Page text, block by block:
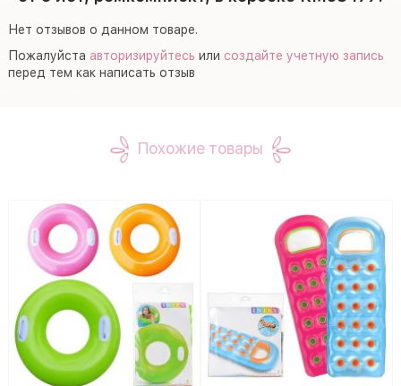
Нет отзывов о данном товаре.
Пожалуйста авторизируйтесь или создайте учетную запись
перед тем как написать отзыв
Похожие товары